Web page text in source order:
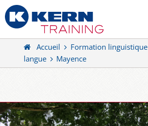
Accueil Formation linguistique
langue
Mayence